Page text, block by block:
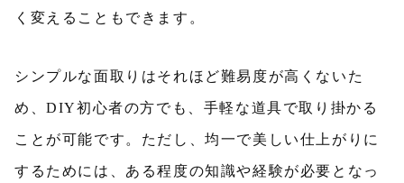
く変えることもできます。
シンプルな面取りはそれほど難易度が高くないた
め、DIY初心者の方でも、手軽な道具で取り掛かる
ことが可能です。ただし、均一で美しい仕上がりに
するためには、ある程度の知識や経験が必要となっ